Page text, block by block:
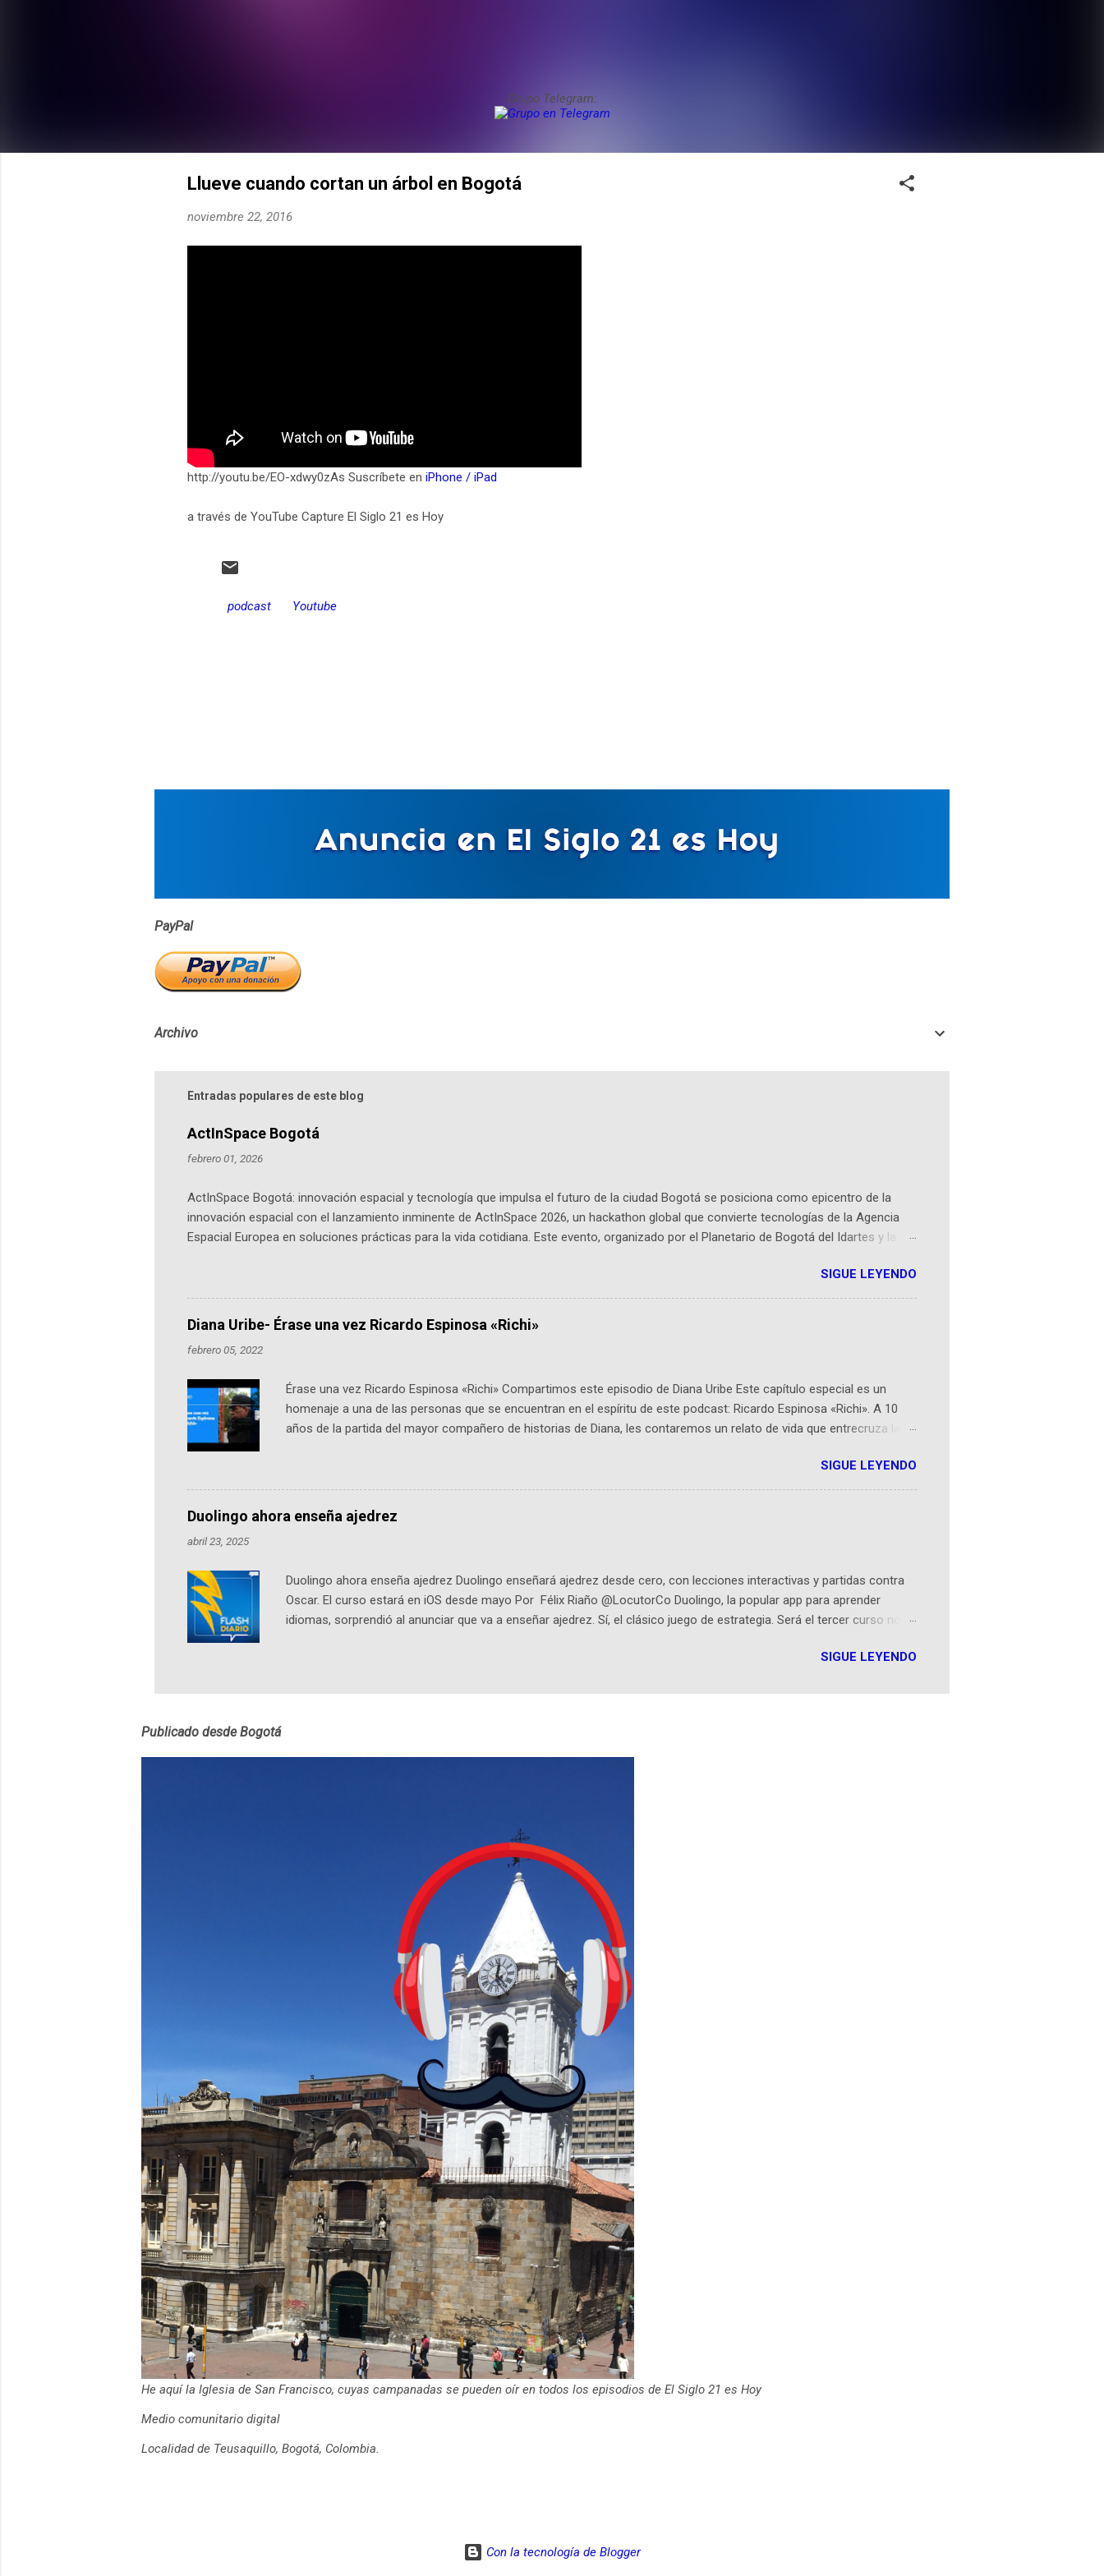
Grupo Telegram:
Llueve cuando cortan un árbol en Bogotá
noviembre 22, 2016
http://youtu.be/EO-xdwy0zAs Suscríbete en iPhone / iPad
a través de YouTube Capture El Siglo 21 es Hoy
podcast Youtube
a
PayPal
Archivo
Entradas populares de este blog
ActInSpace Bogotá
febrero 01, 2026
ActInSpace Bogotá: innovación espacial y tecnología que impulsa el futuro de la ciudad Bogotá se posiciona como epicentro de la
innovación espacial con el lanzamiento inminente de ActInSpace 2026, un hackathon global que convierte tecnologías de la Agencia
Espacial Europea en soluciones prácticas para la vida cotidiana. Este evento, organizado por el Planetario de Bogotá del Idartes y la
emprendedores y estudiantes. Qué es ActInSpace y por qué importa en Bogotá ActInSpace es una competencia mundial que opera en
más de 60 ciudades, donde participantes tienen 24 horas para idear startups basadas en tecnologías espaciales como satélites y
datos orbitales. En Bogotá, arranca con un evento gratuito el 30 de enero a las 10:00 a. m. en el Planetario (calle 26B #5-93), in...
SIGUE LEYENDO
Diana Uribe- Érase una vez Ricardo Espinosa «Richi»
febrero 05, 2022
Érase una vez Ricardo Espinosa «Richi» Compartimos este episodio de Diana Uribe Este capítulo especial es un
homenaje a una de las personas que se encuentran en el espíritu de este podcast: Ricardo Espinosa «Richi». A 10
años de la partida del mayor compañero de historias de Diana, les contaremos un relato de vida que entrecruza la
podcast, de dónde viene "la fuerza poderosa", del relato viviente que encarna una joven librera de Barichara y de
nuestro protagonista: un personaje de gabán y sombrero que parecía sacado directamente de una novela de espías
Notas del episodio: -La colección Ricardo Espinosa: los cómics, las novelas y los libros reunidos por Richi hoy se
pueden consultar en la Biblioteca Luis Ángel Arango ¡Síguenos en nuestras Redes Sociales! Facebook:
SIGUE LEYENDO
Duolingo ahora enseña ajedrez
abril 23, 2025
Duolingo ahora enseña ajedrez Duolingo enseñará ajedrez desde cero, con lecciones interactivas y partidas contra
Oscar. El curso estará en iOS desde mayo Por Félix Riaño @LocutorCo Duolingo, la popular app para aprender
idiomas, sorprendió al anunciar que va a enseñar ajedrez. Sí, el clásico juego de estrategia. Será el tercer curso no
estará disponible primero en inglés. Los usuarios aprenderán desde lo más básico, como mover un alfil, hasta jugar
personajes simpáticos y ayudas visuales. ¿Será posible que una app que antes nos enseñó francés, ahora nos
SIGUE LEYENDO
Publicado desde Bogotá
He aquí la Iglesia de San Francisco, cuyas campanadas se pueden oír en todos los episodios de El Siglo 21 es Hoy
Medio comunitario digital
Localidad de Teusaquillo, Bogotá, Colombia.
Con la tecnología de Blogger